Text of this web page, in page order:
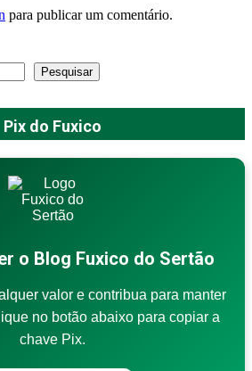
para publicar um comentário.
Pesquisar
Pix do Fuxico
o Blog Fuxico do Sertão
valor e contribua para manter
no botão abaixo para copiar a
chave Pix.